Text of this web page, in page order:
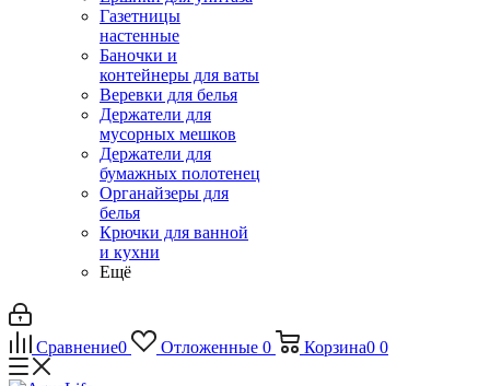
Газетницы
настенные
Баночки и
контейнеры для ваты
Веревки для белья
Держатели для
мусорных мешков
Держатели для
бумажных полотенец
Органайзеры для
белья
Крючки для ванной
и кухни
Ещё
Сравнение0 Отложенные 0 Корзина0 0